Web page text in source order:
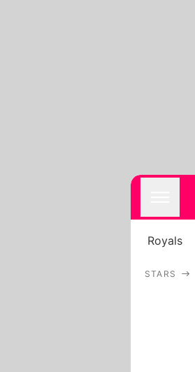
Royals
STARS